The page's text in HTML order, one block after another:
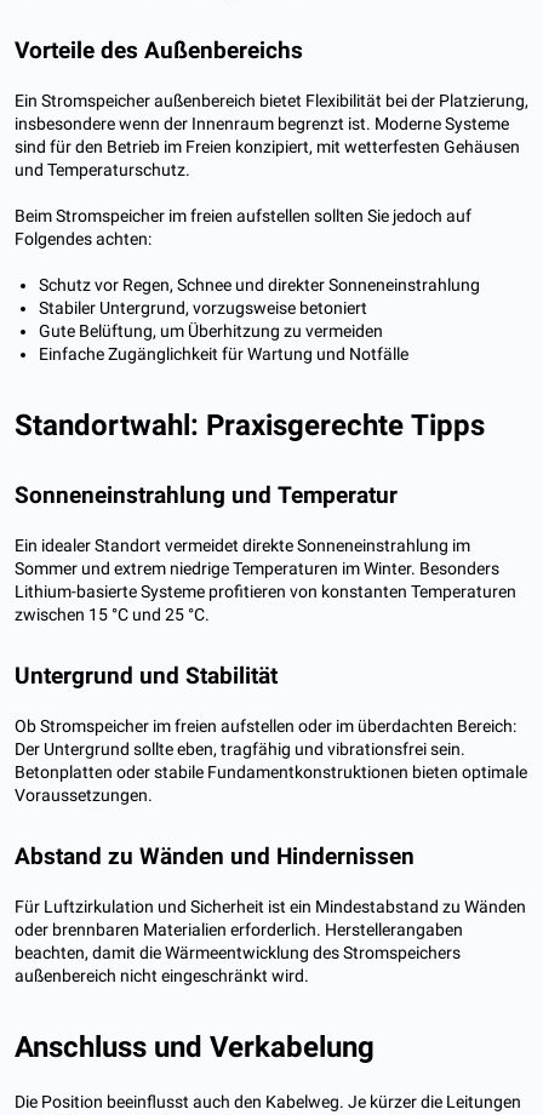
Vorteile des Außenbereichs
Ein Stromspeicher außenbereich bietet Flexibilität bei der Platzierung,
insbesondere wenn der Innenraum begrenzt ist. Moderne Systeme
sind für den Betrieb im Freien konzipiert, mit wetterfesten Gehäusen
und Temperaturschutz.
Beim Stromspeicher im freien aufstellen sollten Sie jedoch auf
Folgendes achten:
Schutz vor Regen, Schnee und direkter Sonneneinstrahlung
Stabiler Untergrund, vorzugsweise betoniert
Gute Belüftung, um Überhitzung zu vermeiden
Einfache Zugänglichkeit für Wartung und Notfälle
Standortwahl: Praxisgerechte Tipps
Sonneneinstrahlung und Temperatur
Ein idealer Standort vermeidet direkte Sonneneinstrahlung im
Sommer und extrem niedrige Temperaturen im Winter. Besonders
Lithium-basierte Systeme profitieren von konstanten Temperaturen
zwischen 15 °C und 25 °C.
Untergrund und Stabilität
Ob Stromspeicher im freien aufstellen oder im überdachten Bereich:
Der Untergrund sollte eben, tragfähig und vibrationsfrei sein.
Betonplatten oder stabile Fundamentkonstruktionen bieten optimale
Voraussetzungen.
Abstand zu Wänden und Hindernissen
Für Luftzirkulation und Sicherheit ist ein Mindestabstand zu Wänden
oder brennbaren Materialien erforderlich. Herstellerangaben
beachten, damit die Wärmeentwicklung des Stromspeichers
außenbereich nicht eingeschränkt wird.
Anschluss und Verkabelung
Die Position beeinflusst auch den Kabelweg. Je kürzer die Leitungen